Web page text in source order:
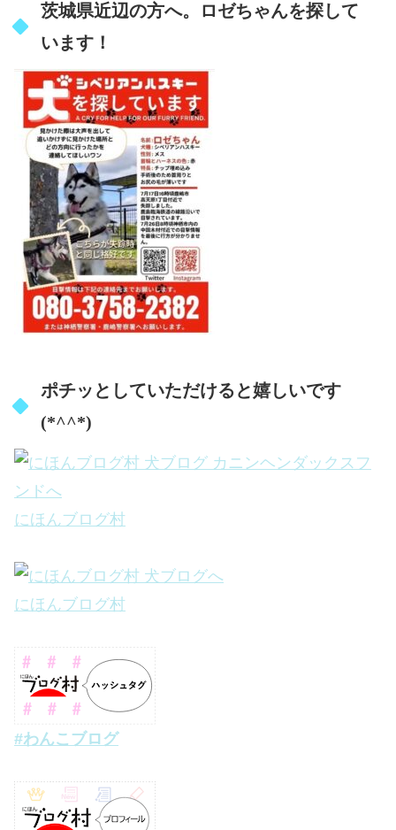
茨城県近辺の方へ。ロゼちゃんを探して
います！
ポチッとしていただけると嬉しいです
(*^^*)
にほんブログ村
にほんブログ村
#わんこブログ